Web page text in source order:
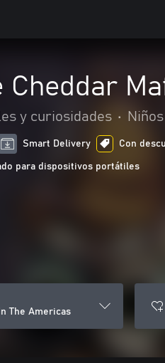
Cheddar
y curiosidades •
Smart Delivery Con
para dispositivos portátiles
The Americas